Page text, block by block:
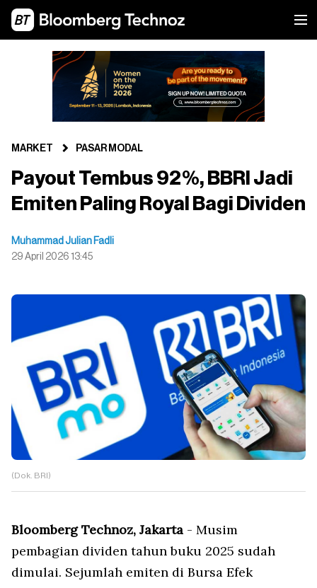
MARKET PASAR MODAL
Payout Tembus 92%, BBRI Jadi
Emiten Paling Royal Bagi Dividen
Muhammad Julian Fadli
29 April 2026 13:45
(Dok. BRI)
Bloomberg Technoz, Jakarta - Musim
pembagian dividen tahun buku 2025 sudah
dimulai. Sejumlah emiten di Bursa Efek